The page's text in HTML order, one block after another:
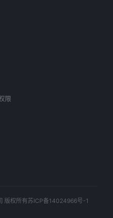
限
版权所有苏ICP备14024966号-1